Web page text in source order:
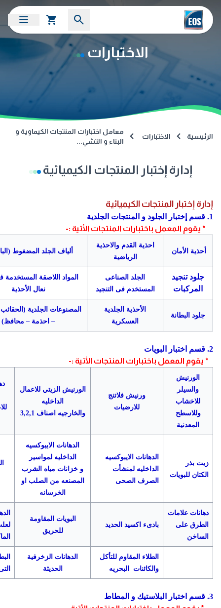
الاختبارات
الرئيسية الاختبارات
معامل اختبارات المنتجات الكيماوية و
البناء و التشي...
إدارة إختبار المنتجات الكيميائية
إدارة إختبار المنتجات الكيميائية
1. قسم إختبار الجلود و المنتجات الجلدية
* يقوم المعمل باختبارات المنتجات الأتية :-
أحذية الأمان
احذية القدم والاحذية
الرياضية
ألياف الجلد المضغوط
جلود تنجيد
المركبات
الجلد الصناعى
المستخدم فى التنجيد
المواد اللاصقة
نعال الأحذية
جلود البطانة
الأحذية الجلدية
العسكرية
المصنوعات الجلدية
– احذمة – محافظ)
2. قسم اختبار البويات
* يقوم المعمل باختبارات المنتجات الأتية :-
الورنيش
والسيلر
للاخشاب
وللاسطح
المعدنية
ورنيش فلاتنج
للارضيات
الورنيش الزيتي للاعمال
الداخليه
والخارجيه اصناف 3,2,1
زيت بذر
الكتان للبويات
الدهانات الايبوكسيه
الداخليه لمنشأت
الصرف الصحى
الدهانات الايبوكسيه
الداخليه لمواسير
و خزانات مياه الشرب
المصنعه من الصلب او
الخرسانه
دهانات علامات
الطرق على
الساخن
بادىء اكسيد الحديد
البويات المقاومة
للحريق
الطلاء المقاوم للتأكل
والكائنات البحريه
الدهانات الزخرفية
الحديثة
3. قسم اختبار البلاستيك و المطاط